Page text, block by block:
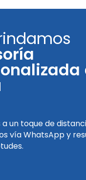
a un toque de
vía WhatsApp y